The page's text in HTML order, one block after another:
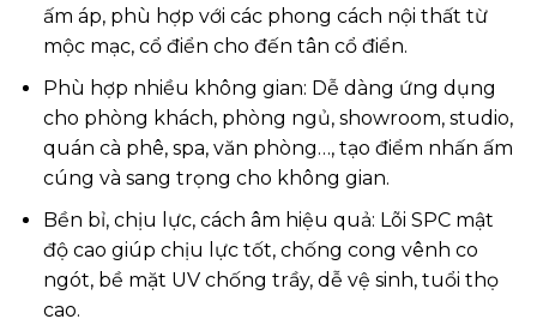
ấm áp, phù hợp với các phong cách nội thất từ
mộc mạc, cổ điển cho đến tân cổ điển.
Phù hợp nhiều không gian: Dễ dàng ứng dụng
cho phòng khách, phòng ngủ, showroom, studio,
quán cà phê, spa, văn phòng…, tạo điểm nhấn ấm
cúng và sang trọng cho không gian.
Bền bỉ, chịu lực, cách âm hiệu quả: Lõi SPC mật
độ cao giúp chịu lực tốt, chống cong vênh co
ngót, bề mặt UV chống trầy, dễ vệ sinh, tuổi thọ
cao.